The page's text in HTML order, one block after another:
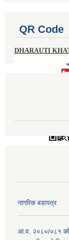
QR Code
DHARAUTI
नागरिक बडापत्र
आ.व. २०८०/०८१ को